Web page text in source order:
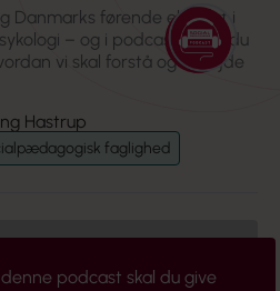
Danmarks førende ekspert i
– og i podcasten får du
vi skal forstå og arbejde
Hastrup
faglighed
podcast skal du give